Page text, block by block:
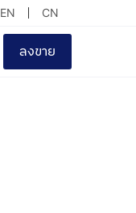
EN CN
ลงขาย